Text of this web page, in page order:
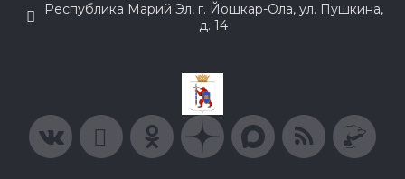
Республика Марий Эл, г. Йошкар-Ола, ул. Пушкина,
д. 14